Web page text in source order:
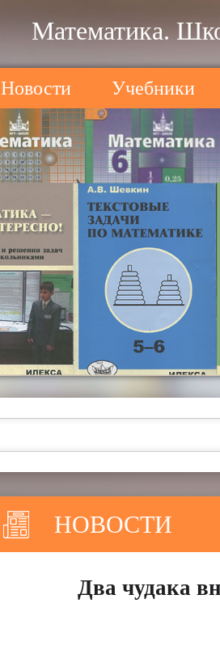
Математика.
Новости Учебники
НОВОСТИ
Два чудака